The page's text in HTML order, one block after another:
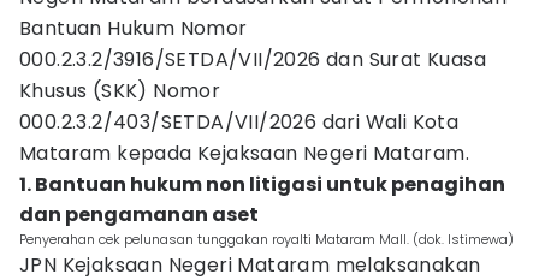
Bantuan Hukum Nomor
000.2.3.2/3916/SETDA/VII/2026 dan Surat Kuasa
Khusus (SKK) Nomor
000.2.3.2/403/SETDA/VII/2026 dari Wali Kota
Mataram kepada Kejaksaan Negeri Mataram.
1. Bantuan hukum non litigasi untuk penagihan
dan pengamanan aset
Penyerahan cek pelunasan tunggakan royalti Mataram Mall. (dok. Istimewa)
JPN Kejaksaan Negeri Mataram melaksanakan